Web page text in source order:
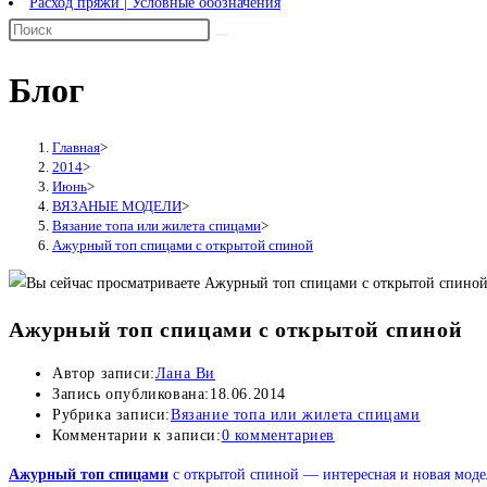
Блог
Главная>
2014>
Июнь>
ВЯЗАНЫЕ МОДЕЛИ>
Вязание топа или жилета спицами>
Ажурный топ спицами с открытой спиной
Ажурный топ спицами с открытой спиной
Автор записи:Лана Ви
Запись опубликована: 18.06.2014
Рубрика записи:Вязание топа или жилета спицами
Комментарии к записи:0 комментариев
Ажурный топ спицами с открытой спиной — интересная и новая